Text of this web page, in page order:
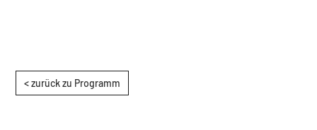
< zurück zu Programm